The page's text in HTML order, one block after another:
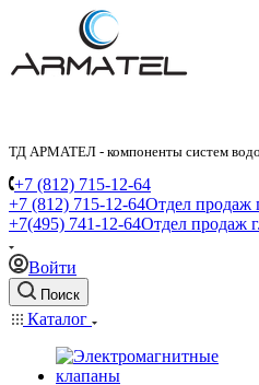
ТД АРМАТЕЛ - компоненты систем
+7 (812) 715-12-64
+7 (812) 715-12-64Отдел продаж
+7(495) 741-12-64Отдел продаж
Войти
Поиск
Каталог